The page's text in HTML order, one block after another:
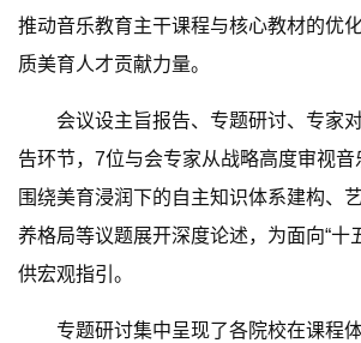
推动音乐教育主干课程与核心教材的优
质美育人才贡献力量。
会议设主旨报告、专题研讨、专家
告环节，7位与会专家从战略高度审视音
围绕美育浸润下的自主知识体系建构、
养格局等议题展开深度论述，为面向“十
供宏观指引。
专题研讨集中呈现了各院校在课程